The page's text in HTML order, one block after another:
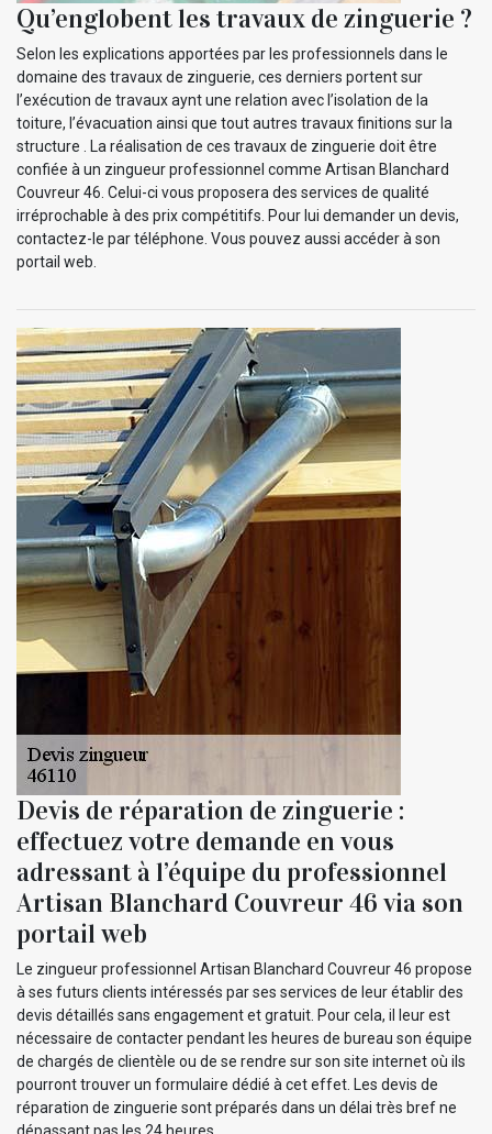
Qu’englobent les travaux de zinguerie ?
Selon les explications apportées par les professionnels dans le
domaine des travaux de zinguerie, ces derniers portent sur
l’exécution de travaux aynt une relation avec l’isolation de la
toiture, l’évacuation ainsi que tout autres travaux finitions sur la
structure . La réalisation de ces travaux de zinguerie doit être
confiée à un zingueur professionnel comme Artisan Blanchard
Couvreur 46. Celui-ci vous proposera des services de qualité
irréprochable à des prix compétitifs. Pour lui demander un devis,
contactez-le par téléphone. Vous pouvez aussi accéder à son
portail web.
Devis de réparation de zinguerie :
effectuez votre demande en vous
adressant à l’équipe du professionnel
Artisan Blanchard Couvreur 46 via son
portail web
Le zingueur professionnel Artisan Blanchard Couvreur 46 propose
à ses futurs clients intéressés par ses services de leur établir des
devis détaillés sans engagement et gratuit. Pour cela, il leur est
nécessaire de contacter pendant les heures de bureau son équipe
de chargés de clientèle ou de se rendre sur son site internet où ils
pourront trouver un formulaire dédié à cet effet. Les devis de
réparation de zinguerie sont préparés dans un délai très bref ne